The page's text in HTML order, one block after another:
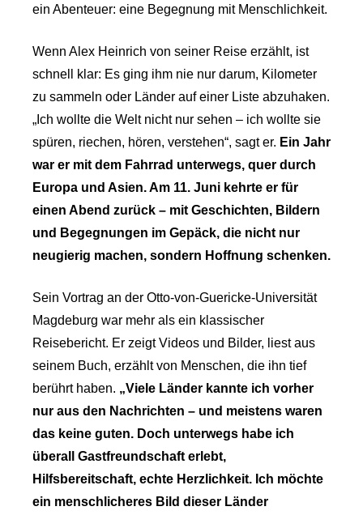
ein Abenteuer: eine Begegnung mit Menschlichkeit.
Wenn Alex Heinrich von seiner Reise erzählt, ist
schnell klar: Es ging ihm nie nur darum, Kilometer
zu sammeln oder Länder auf einer Liste abzuhaken.
„Ich wollte die Welt nicht nur sehen – ich wollte sie
spüren, riechen, hören, verstehen“, sagt er. Ein Jahr
war er mit dem Fahrrad unterwegs, quer durch
Europa und Asien. Am 11. Juni kehrte er für
einen Abend zurück – mit Geschichten, Bildern
und Begegnungen im Gepäck, die nicht nur
neugierig machen, sondern Hoffnung schenken.
Sein Vortrag an der Otto-von-Guericke-Universität
Magdeburg war mehr als ein klassischer
Reisebericht. Er zeigt Videos und Bilder, liest aus
seinem Buch, erzählt von Menschen, die ihn tief
berührt haben. „Viele Länder kannte ich vorher
nur aus den Nachrichten – und meistens waren
das keine guten. Doch unterwegs habe ich
überall Gastfreundschaft erlebt,
Hilfsbereitschaft, echte Herzlichkeit. Ich möchte
ein menschlicheres Bild dieser Länder